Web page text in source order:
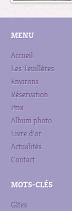
MENU
Accueil
Les Teuillères
Environs
Réservation
Prix
Album photo
Livre d'or
Actualités
Contact
MOTS-CLÉS
Gîtes